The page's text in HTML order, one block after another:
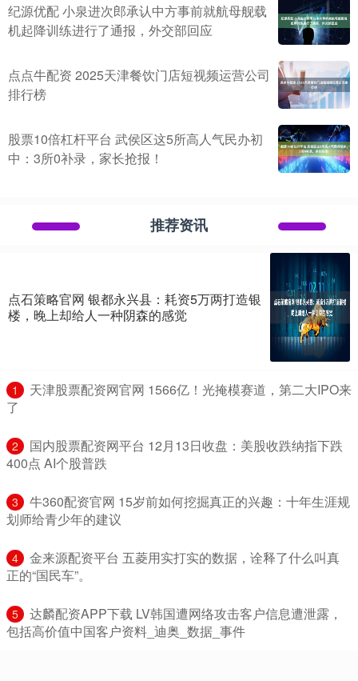
纪源优配 小泉进次郎承认中方事前就航母舰载
机起降训练进行了通报，外交部回应
点点牛配资 2025天津餐饮门店短视频运营公司
排行榜
股票10倍杠杆平台 武侯区这5所高人气民办初
中：3所0补录，家长抢报！
推荐资讯
点石策略官网 银都永兴县：耗资5万两打造银
楼，晚上却给人一种阴森的感觉
1
​天津股票配资网官网 1566亿！光掩模赛道，第二大IPO来
了
2
​国内股票配资网平台 12月13日收盘：美股收跌纳指下跌
400点 AI个股普跌
3
​牛360配资官网 15岁前如何挖掘真正的兴趣：十年生涯规
划师给青少年的建议
4
​金来源配资平台 五菱用实打实的数据，诠释了什么叫真
正的“国民车”。
5
​达麟配资APP下载 LV韩国遭网络攻击客户信息遭泄露，
包括高价值中国客户资料_迪奥_数据_事件